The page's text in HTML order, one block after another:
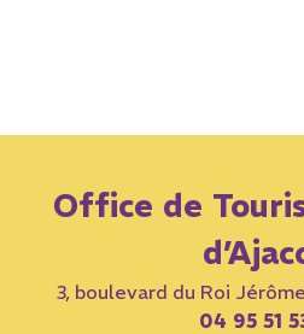
Office de
3, boulevard du Roi
04 95 51